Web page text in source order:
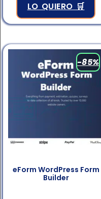
LO QUIERO 🛒
-85%
eForm WordPress Form
Builder